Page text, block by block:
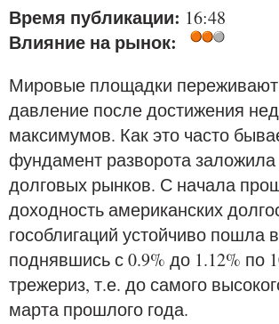
Время публикации: 16:48
Влияние на рынок:
Мировые площадки
давление после достижения
максимумов. Как это часто
фундамент разворота
долговых рынков. С начала
доходность американских
гособлигаций устойчиво пошла
поднявшись с 0.9% до 1.12% по
трежериз, т.е. до самого
марта прошлого года.